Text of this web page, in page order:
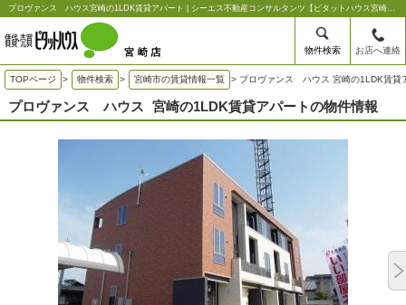
プロヴァンス ハウス宮崎の1LDK賃貸アパート | シーエス不動産コンサルタンツ【ピタットハウス宮崎店】
物件検索 お店へ連絡
TOPページ > 物件検索 > 宮崎市の賃貸情報一覧 > プロヴァンス ハウス 宮崎の1LDK賃貸
プロヴァンス ハウス 宮崎の1LDK賃貸アパートの物件情報